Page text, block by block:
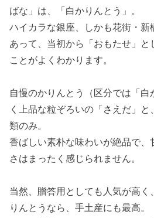
ばな」は、「白かりんとう」。
ハイカラな銀座、しかも花街・新
あって、当初から「おもたせ」と
ことがよくわかります。
自慢のかりんとう（区分では「白
く上品な粒ぞろいの「さえだ」
類のみ。
香ばしい素朴な味わいが絶品で、
さはまったく感じられません。
当然、贈答用としても人気が高く
りんとうなら、手土産にも最高。